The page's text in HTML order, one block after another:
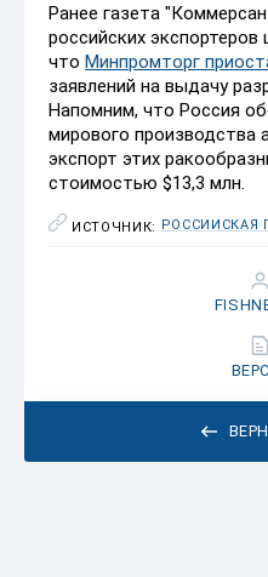
Ранее газета
российских
что Минпромторг
заявлений на выдачу
Напомним, что Россия
мирового производства
экспорт этих
стоимостью $13,3 млн.
ИСТОЧНИК: РОССИЙСКАЯ